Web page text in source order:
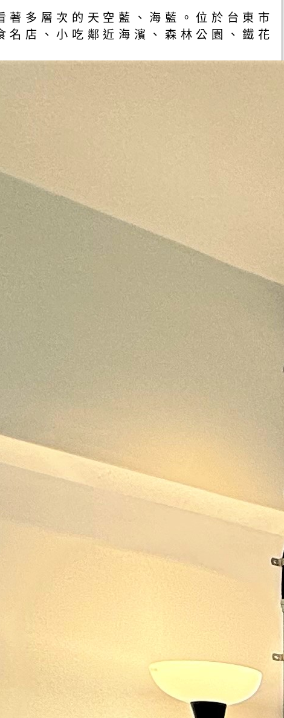
多層次的天空藍、海藍。位於台東市
店、小吃鄰近海濱、森林公園、鐵花